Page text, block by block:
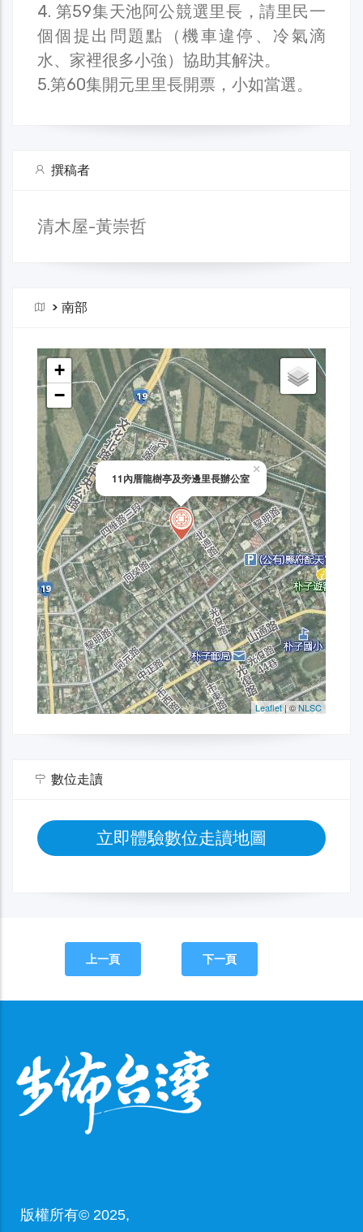
4. 第59集天池阿公競選里長，請里民一
個個提出問題點（機車違停、冷氣滴
水、家裡很多小強）協助其解決。
5.第60集開元里里長開票，小如當選。
撰稿者
清木屋-黃崇哲
> 南部
數位走讀
立即體驗數位走讀地圖
上一頁 下一頁
版權所有© 2025,